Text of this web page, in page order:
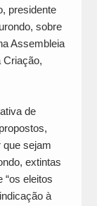
presidente
sobre
Assembleia
Criação,
de
que sejam
extintas
“os eleitos
à